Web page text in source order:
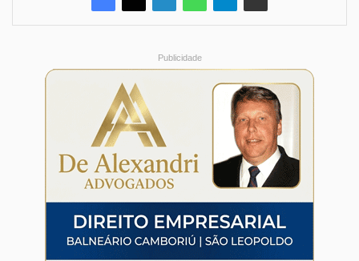
Publicidade